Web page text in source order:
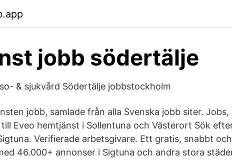
jobb södertälje
& sjukvård Södertälje jobbstockholm
jobb, samlade från alla Svenska jobb siter. Jobs,
Eveo hemtjänst i Sollentuna och Västerort Sök
Verifierade arbetsgivare. Ett gratis, snabbt
46.000+ annonser i Sigtuna och andra stora